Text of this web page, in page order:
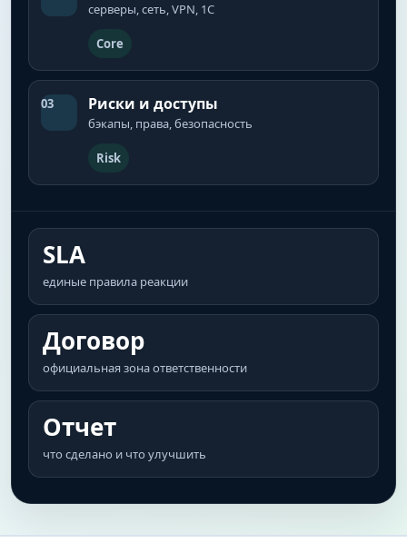
серверы, сеть, VPN, 1С
Core
03 Риски и доступы
бэкапы, права, безопасность
Risk
SLA
единые правила реакции
Договор
официальная зона ответственности
Отчет
что сделано и что улучшить